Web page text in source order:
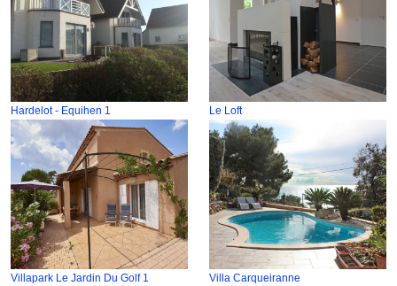
Hardelot - Equihen 1 Le Loft
Villapark Le Jardin Du Golf 1 Villa Carqueiranne